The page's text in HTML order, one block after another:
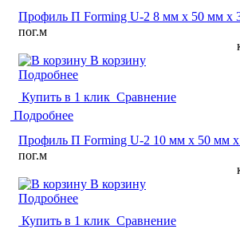
Профиль П Forming U-2 8 мм x 50 мм х
пог.м
В корзину
Подробнее
Купить в 1 клик Сравнение
Подробнее
Профиль П Forming U-2 10 мм x 50 мм
пог.м
В корзину
Подробнее
Купить в 1 клик Сравнение